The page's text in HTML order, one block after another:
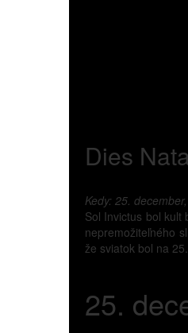
Dies
Kedy: 25.
Sol Invictus bol kult
nepremožiteľného
že sviatok bol na
25.